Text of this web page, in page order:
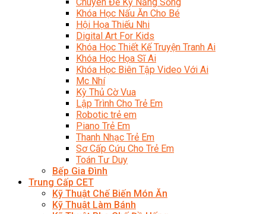
Khóa Học Nấu Ăn Cho Bé
Hội Họa Thiếu Nhi
Digital Art For Kids
Khóa Học Thiết Kế Truyện Tranh Ai
Khóa Học Họa Sĩ Ai
Khóa Học Biên Tập Video Với Ai
Mc Nhí
Kỳ Thủ Cờ Vua
Lập Trình Cho Trẻ Em
Robotic trẻ em
Piano Trẻ Em
Thanh Nhạc Trẻ Em
Sơ Cấp Cứu Cho Trẻ Em
Toán Tư Duy
Bếp Gia Đình
Trung Cấp CET
Kỹ Thuật Chế Biến Món Ăn
Kỹ Thuật Làm Bánh